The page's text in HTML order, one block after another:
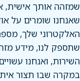
שמזהה אותך אישית,
שאנחנו שומרים על
האלקטרוני שלך,
שתספק לנו, מידע
השירות, ואנחנו
במקרה שבו תצור